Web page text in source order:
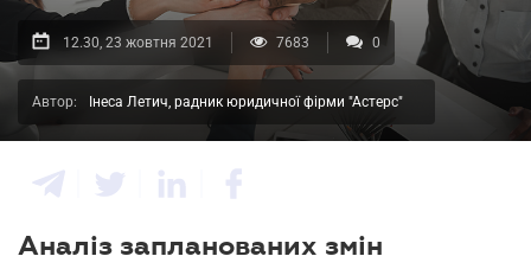
12.30, 23 жовтня 2021 7683 0
Автор: Інеса Летич, радник юридичної фірми "Астерс"
Аналіз запланованих змін